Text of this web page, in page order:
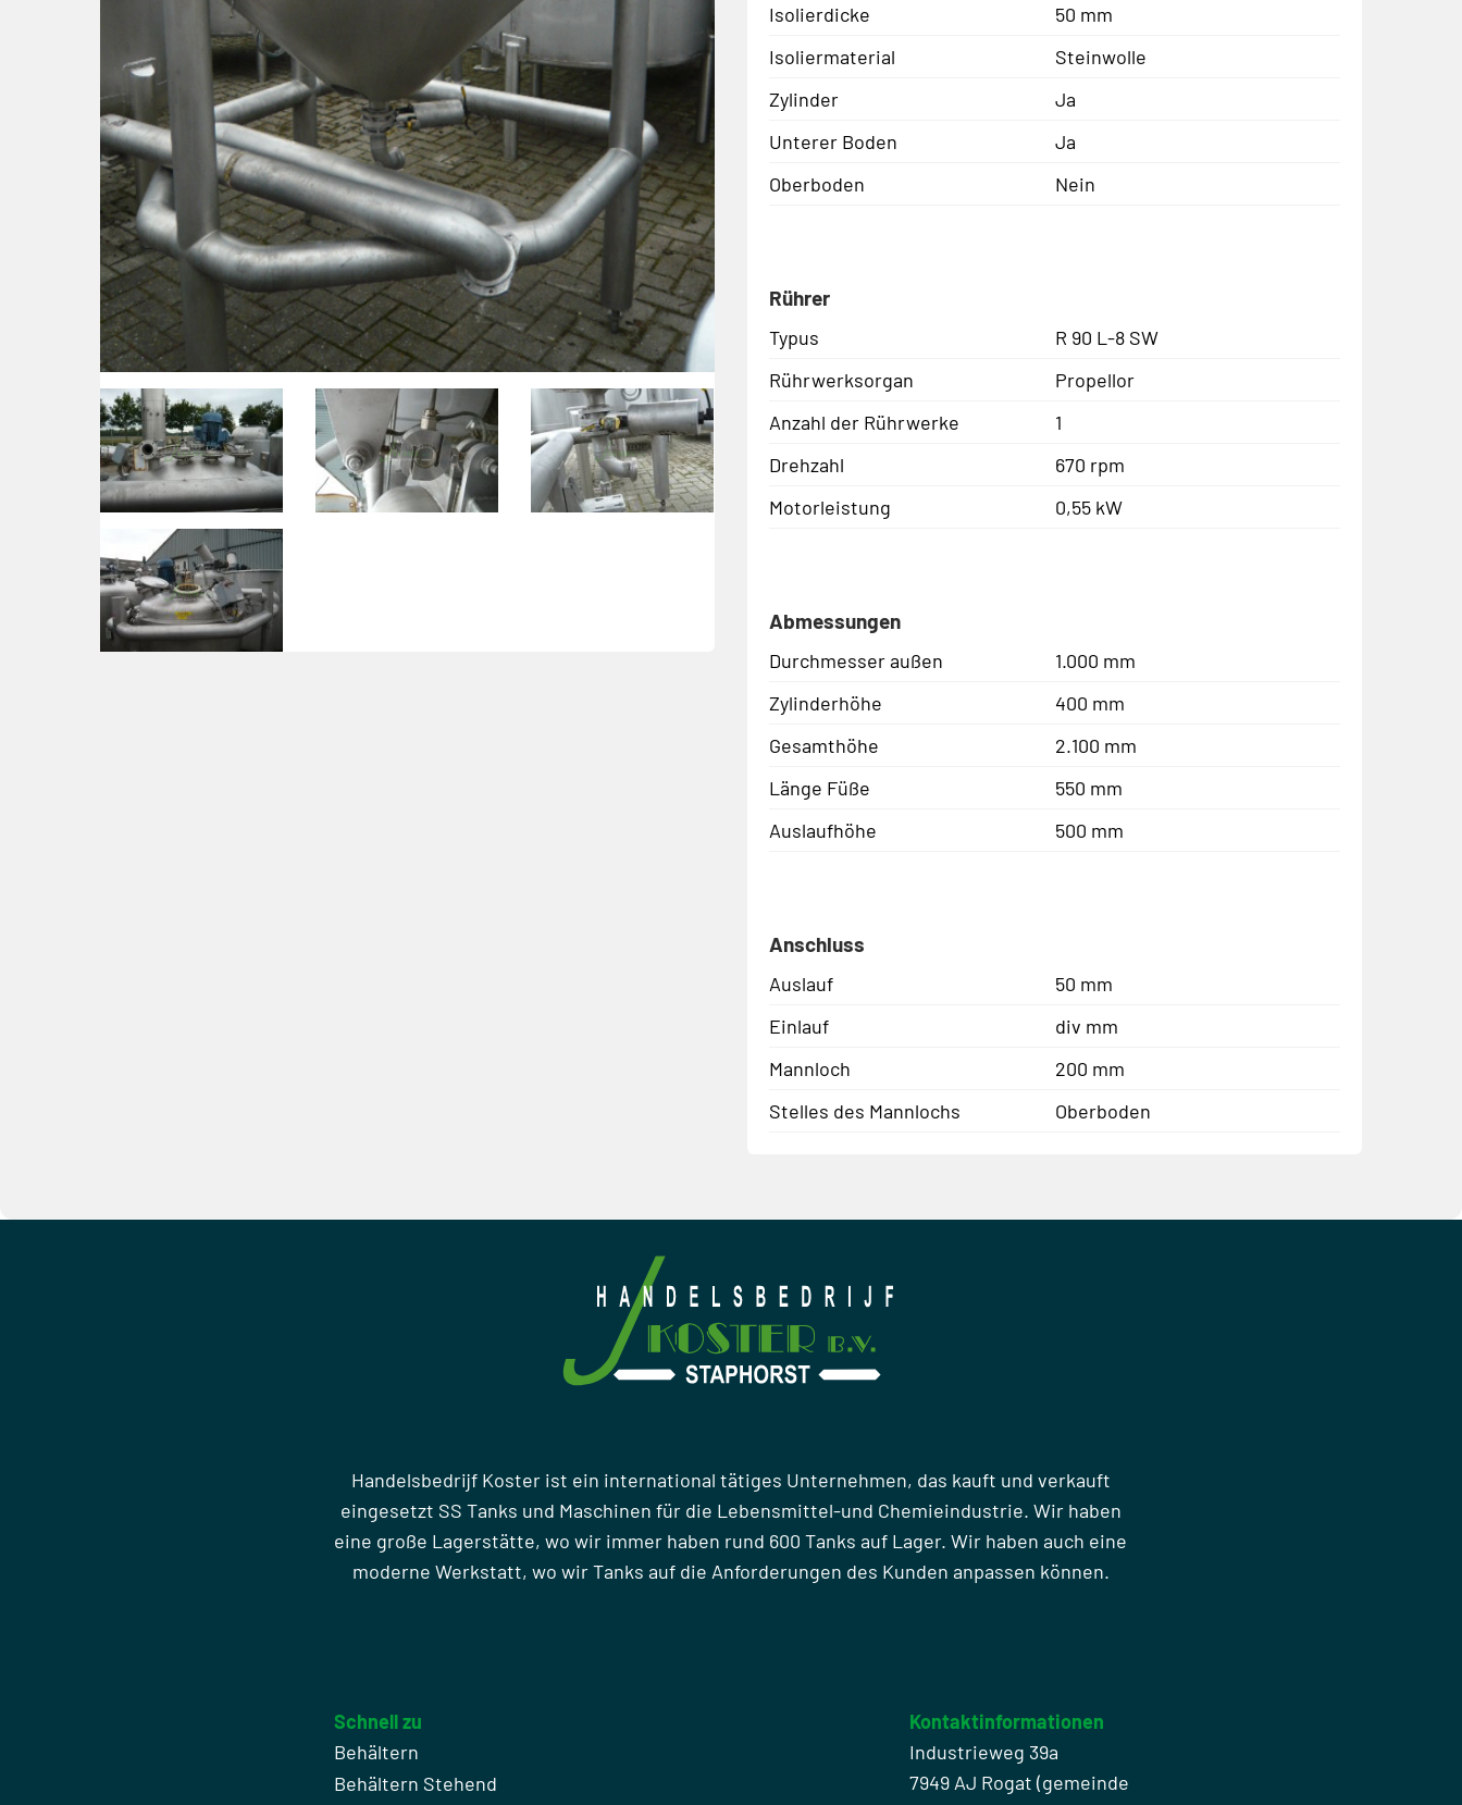
Isolierdicke
50 mm
Isoliermaterial
Steinwolle
Zylinder
Ja
Unterer Boden
Ja
Oberboden
Nein
Rührer
Typus
R 90 L-8 SW
Rührwerksorgan
Propellor
Anzahl der Rührwerke
1
Drehzahl
670 rpm
Motorleistung
0,55 kW
Abmessungen
Durchmesser außen
1.000 mm
Zylinderhöhe
400 mm
Gesamthöhe
2.100 mm
Länge Füße
550 mm
Auslaufhöhe
500 mm
Anschluss
Auslauf
50 mm
Einlauf
div mm
Mannloch
200 mm
Stelles des Mannlochs
Oberboden
Handelsbedrijf Koster ist ein international tätiges Unternehmen, das kauft und verkauft
eingesetzt SS Tanks und Maschinen für die Lebensmittel-und Chemieindustrie. Wir haben
eine große Lagerstätte, wo wir immer haben rund 600 Tanks auf Lager. Wir haben auch eine
moderne Werkstatt, wo wir Tanks auf die Anforderungen des Kunden anpassen können.
Schnell zu
Behältern
Behältern Stehend
Kontaktinformationen
Industrieweg 39a
7949 AJ Rogat (gemeinde